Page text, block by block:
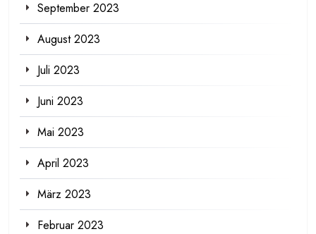
September 2023
August 2023
Juli 2023
Juni 2023
Mai 2023
April 2023
März 2023
Februar 2023